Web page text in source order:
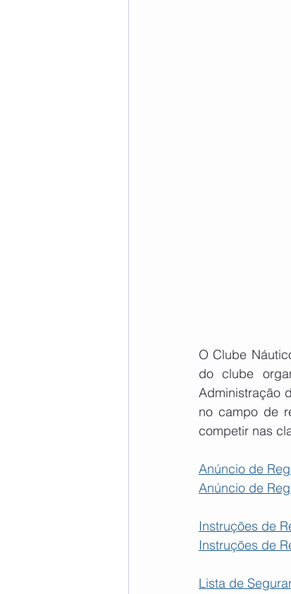
O Clube
do clube
Administração
no campo de
competir nas
Anúncio de
Anúncio de
Instruções de
Instruções de
Lista de